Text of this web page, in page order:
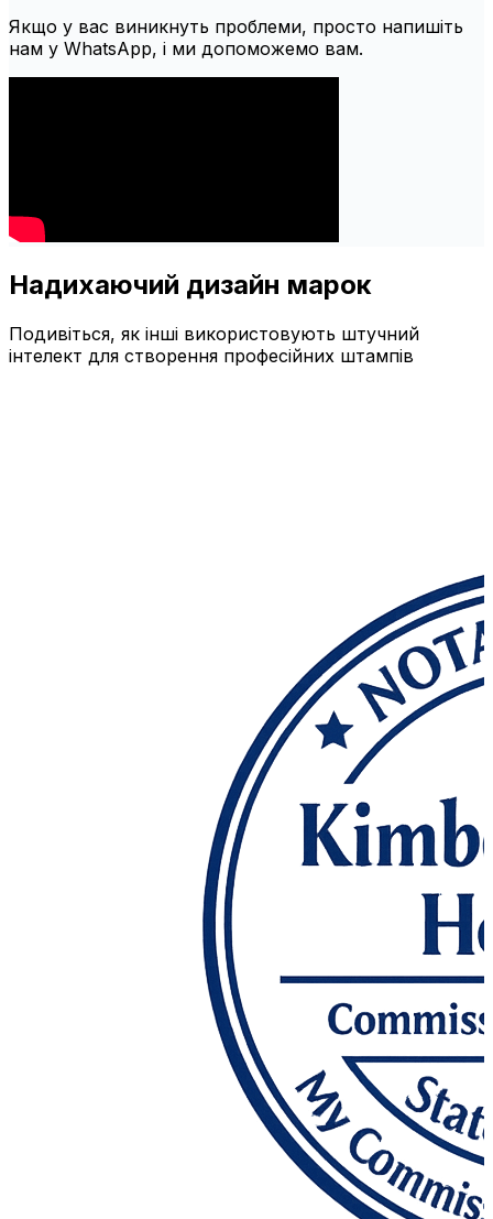
Якщо у вас виникнуть проблеми, просто напишіть
нам у WhatsApp, і ми допоможемо вам.
Надихаючий дизайн марок
Подивіться, як інші використовують штучний
інтелект для створення професійних штампів